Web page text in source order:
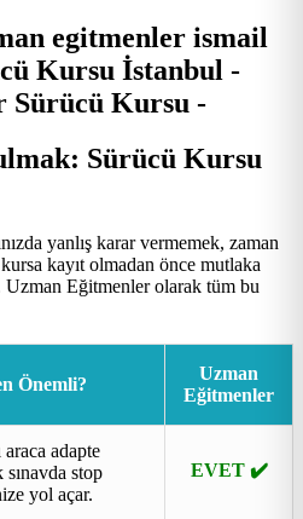
Sürücü Kursu
yanlış karar vermemek, zaman
kayıt olmadan önce mutlaka
Uzman Eğitmenler olarak tüm bu
Önemli?
Uzman
Eğitmenler
araca adapte
sınavda stop
yol açar.
EVET ✔️